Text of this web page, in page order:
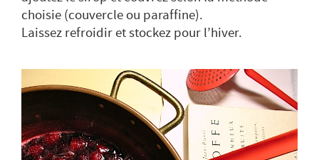
choisie (couvercle ou paraffine).
Laissez refroidir et stockez pour l’hiver.